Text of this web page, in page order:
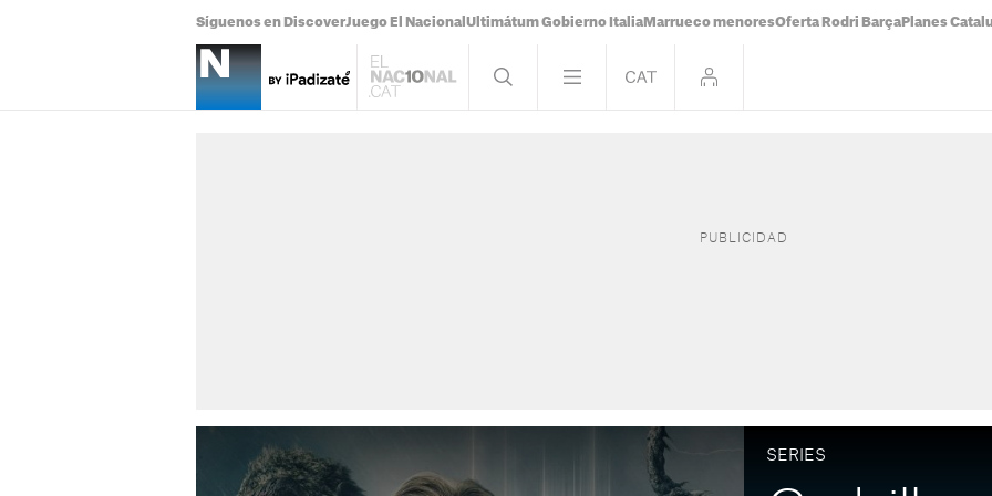
Síguenos en DiscoverJuego El Nacional Ultimátum Gobierno Italia Marrueco menoresOferta Rodri Barça Planes
SERIES